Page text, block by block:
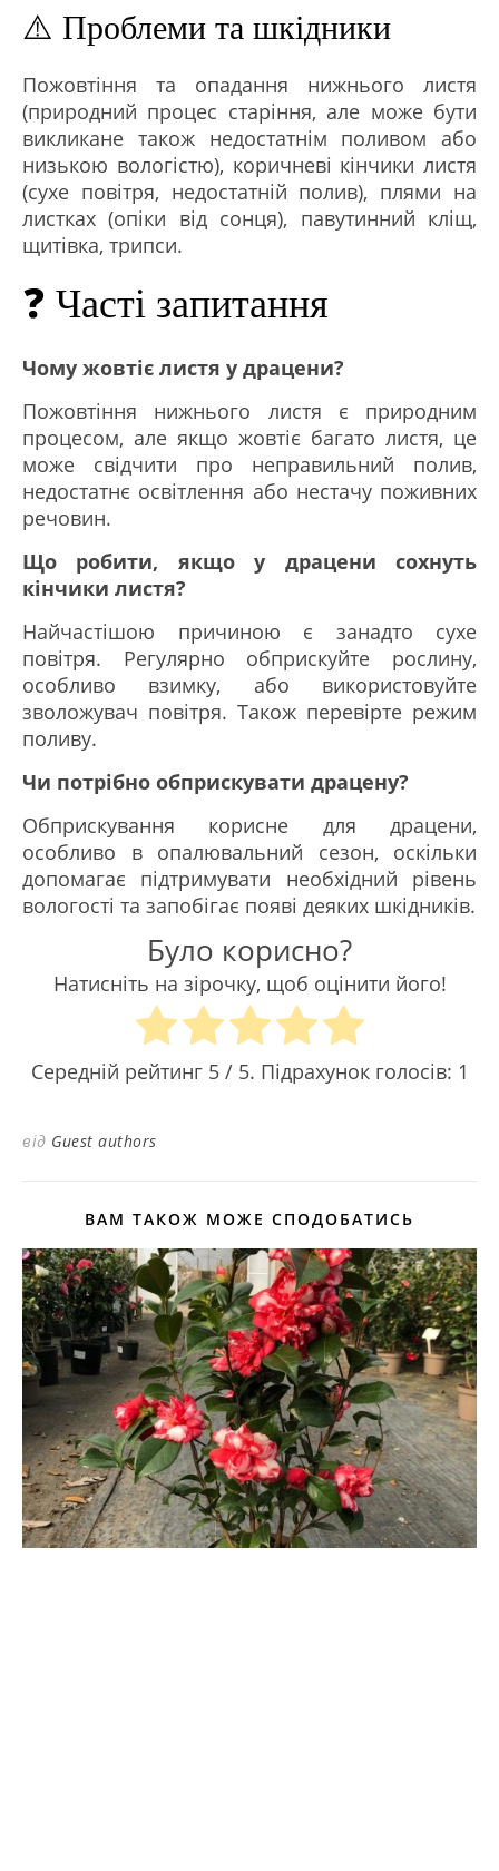
⚠️ Проблеми та шкідники
Пожовтіння та опадання нижнього листя
(природний процес старіння, але може бути
викликане також недостатнім поливом або
низькою вологістю), коричневі кінчики листя
(сухе повітря, недостатній полив), плями на
листках (опіки від сонця), павутинний кліщ,
щитівка, трипси.
❓ Часті запитання
Чому жовтіє листя у драцени?
Пожовтіння нижнього листя є природним
процесом, але якщо жовтіє багато листя, це
може свідчити про неправильний полив,
недостатнє освітлення або нестачу поживних
речовин.
Що робити, якщо у драцени сохнуть
кінчики листя?
Найчастішою причиною є занадто сухе
повітря. Регулярно обприскуйте рослину,
особливо взимку, або використовуйте
зволожувач повітря. Також перевірте режим
поливу.
Чи потрібно обприскувати драцену?
Обприскування корисне для драцени,
особливо в опалювальний сезон, оскільки
допомагає підтримувати необхідний рівень
вологості та запобігає появі деяких шкідників.
Було корисно?
Натисніть на зірочку, щоб оцінити його!
Середній рейтинг 5/ 5. Підрахунок голосів: 1
від Guest authors
ВАМ ТАКОЖ МОЖЕ СПОДОБАТИСЬ